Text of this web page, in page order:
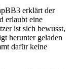
erklärt der
erlaubt eine
ist sich bewusst,
herunter geladen
dafür keine